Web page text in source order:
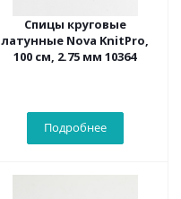
Спицы круговые
латунные Nova KnitPro,
100 см, 2.75 мм 10364
Подробнее